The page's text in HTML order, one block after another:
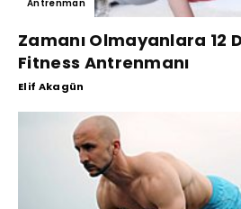
Antrenman
Zamanı Olmayanlara 12
Fitness Antrenmanı
Elif Akagün